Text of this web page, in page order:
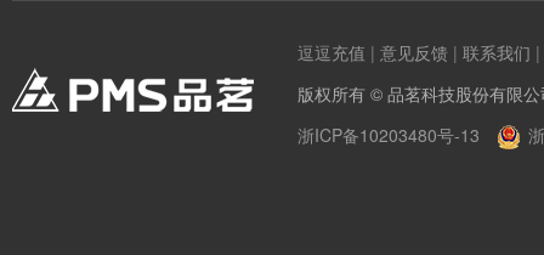
逗逗充值 | 意见反馈 | 联系我们 |
版权所有 © 品茗科技股份有限
浙ICP备10203480号-13